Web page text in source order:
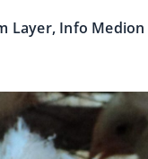
Layer, Info Medion